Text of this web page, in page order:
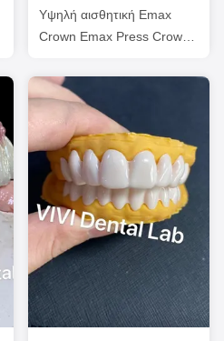
Υψηλή αισθητική Emax
Crown Emax Press Crown